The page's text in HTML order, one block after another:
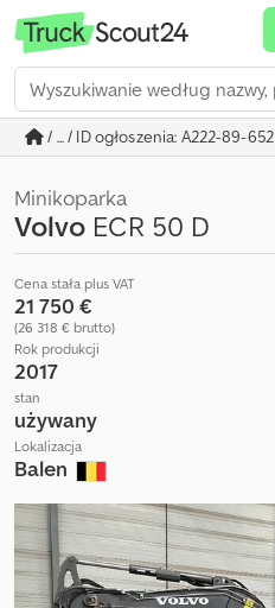
/ ... / ID ogłoszenia: A222-89-652
Minikoparka
Volvo ECR 50 D
Cena stała plus VAT
21 750 €
(26 318 € brutto)
Rok produkcji
2017
stan
używany
Lokalizacja
Balen